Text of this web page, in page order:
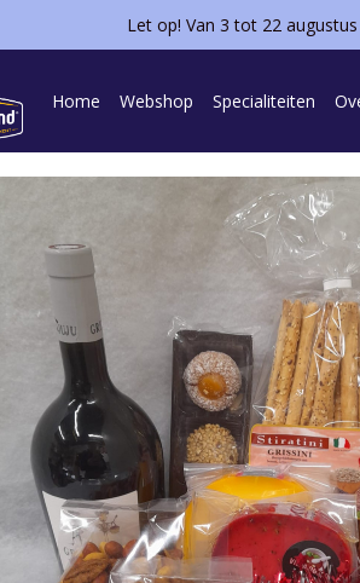
Let op! Van 3 tot 22
Home Webshop Specialiteiten